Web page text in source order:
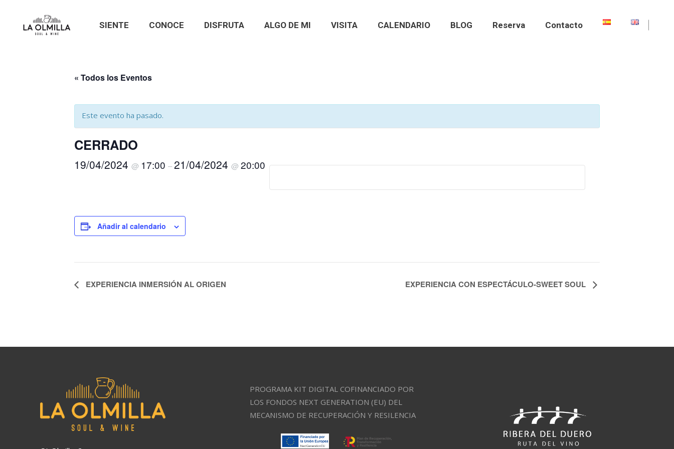
SIENTE CONOCE DISFRUTA ALGO DE MI VISITA CALENDARIO BLOG Reserva Contacto
« Todos los Eventos
Este evento ha pasado.
CERRADO
19/04/2024 @ 17:00 –21/04/2024 @ 20:00
Añadir al calendario
Navegación
EXPERIENCIA INMERSIÓN AL ORIGEN EXPERIENCIA CON ESPECTÁCULO-SWEET SOUL
PROGRAMA KIT DIGITAL COFINANCIADO POR
LOS FONDOS NEXT GENERATION (EU) DEL
MECANISMO DE RECUPERACIÓN Y RESILENCIA